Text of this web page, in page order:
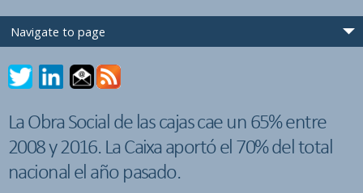
La Obra Social de las cajas cae un 65% entre
2008 y 2016. La Caixa aportó el 70% del total
nacional el año pasado.